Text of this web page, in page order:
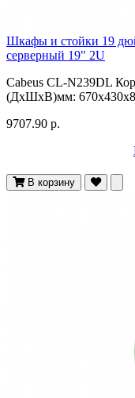
Шкафы и стойки 19
cерверный 19" 2U
Cabeus CL-N239DL
(ДxШxВ)мм:
9707.90 р.
В корзину